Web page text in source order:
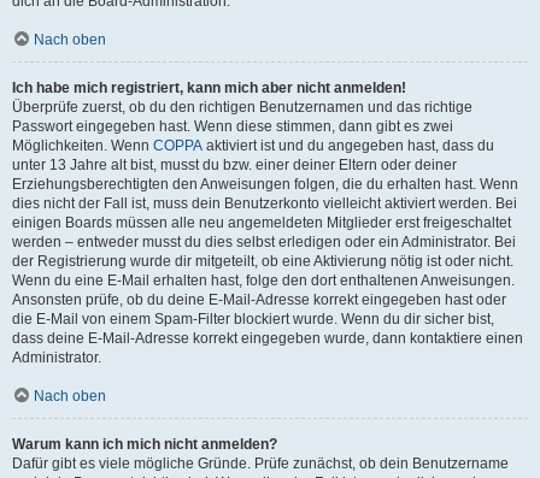
Nach oben
Ich habe mich registriert, kann mich aber nicht anmelden!
Überprüfe zuerst, ob du den richtigen Benutzernamen und das richtige
Passwort eingegeben hast. Wenn diese stimmen, dann gibt es zwei
Möglichkeiten. Wenn COPPA aktiviert ist und du angegeben hast, dass du
unter 13 Jahre alt bist, musst du bzw. einer deiner Eltern oder deiner
Erziehungsberechtigten den Anweisungen folgen, die du erhalten hast. Wenn
dies nicht der Fall ist, muss dein Benutzerkonto vielleicht aktiviert werden. Bei
einigen Boards müssen alle neu angemeldeten Mitglieder erst freigeschaltet
werden – entweder musst du dies selbst erledigen oder ein Administrator. Bei
der Registrierung wurde dir mitgeteilt, ob eine Aktivierung nötig ist oder nicht.
Wenn du eine E-Mail erhalten hast, folge den dort enthaltenen Anweisungen.
Ansonsten prüfe, ob du deine E-Mail-Adresse korrekt eingegeben hast oder
die E-Mail von einem Spam-Filter blockiert wurde. Wenn du dir sicher bist,
dass deine E-Mail-Adresse korrekt eingegeben wurde, dann kontaktiere einen
Administrator.
Nach oben
Warum kann ich mich nicht anmelden?
Dafür gibt es viele mögliche Gründe. Prüfe zunächst, ob dein Benutzername